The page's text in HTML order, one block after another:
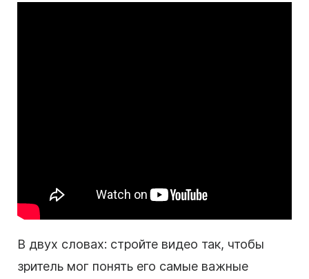
В двух словах: стройте видео так, чтобы
зритель мог понять его самые важные